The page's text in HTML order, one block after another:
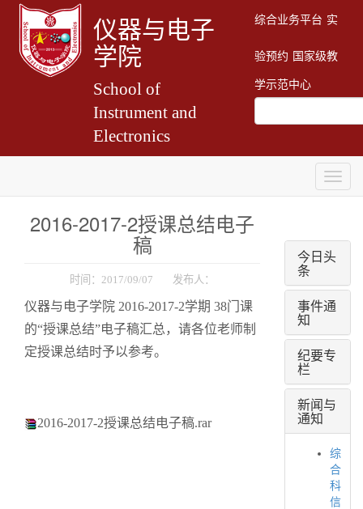
仪器与电子
学院
School of
Instrument and
Electronics
综合业务平台 实
验预约 国家级教
学示范中心
2016-2017-2授课总结电子
稿
时间：2017/09/07 发布人：
仪器与电子学院 2016-2017-2学期 38门课
的“授课总结”电子稿汇总，请各位老师制
定授课总结时予以参考。
2016-2017-2授课总结电子稿.rar
今日头
条
事件通
知
纪要专
栏
新闻与
通知
综
合
科
信